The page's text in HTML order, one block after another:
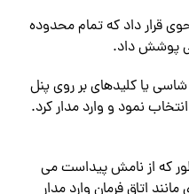
قرار داد که تمام محدوده
پوشش داد.
یا کلیدهای بر روی پنل
نمود و وارد مدار کرد.
که از نامش پیداست می